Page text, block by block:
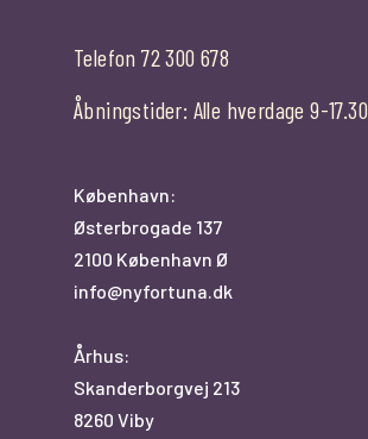
Telefon 72 300 678
Åbningstider: Alle hverdage 9-17.30
København:
Østerbrogade 137
2100 København Ø
info@nyfortuna.dk
Århus:
Skanderborgvej 213
8260 Viby